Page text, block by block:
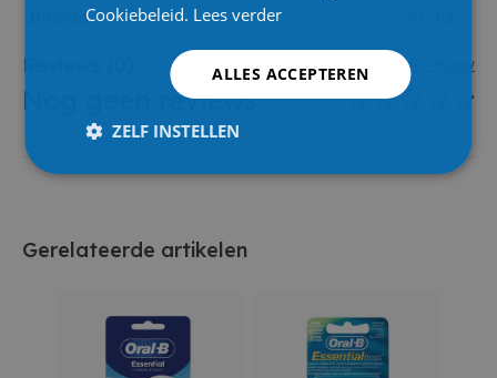
Inhoud
Reviews Schrijf eerste review
Nog geen reviews
Gerelateerde artikelen
Cookiebeleid. Lees verder
ALLES ACCEPTEREN
ZELF INSTELLEN